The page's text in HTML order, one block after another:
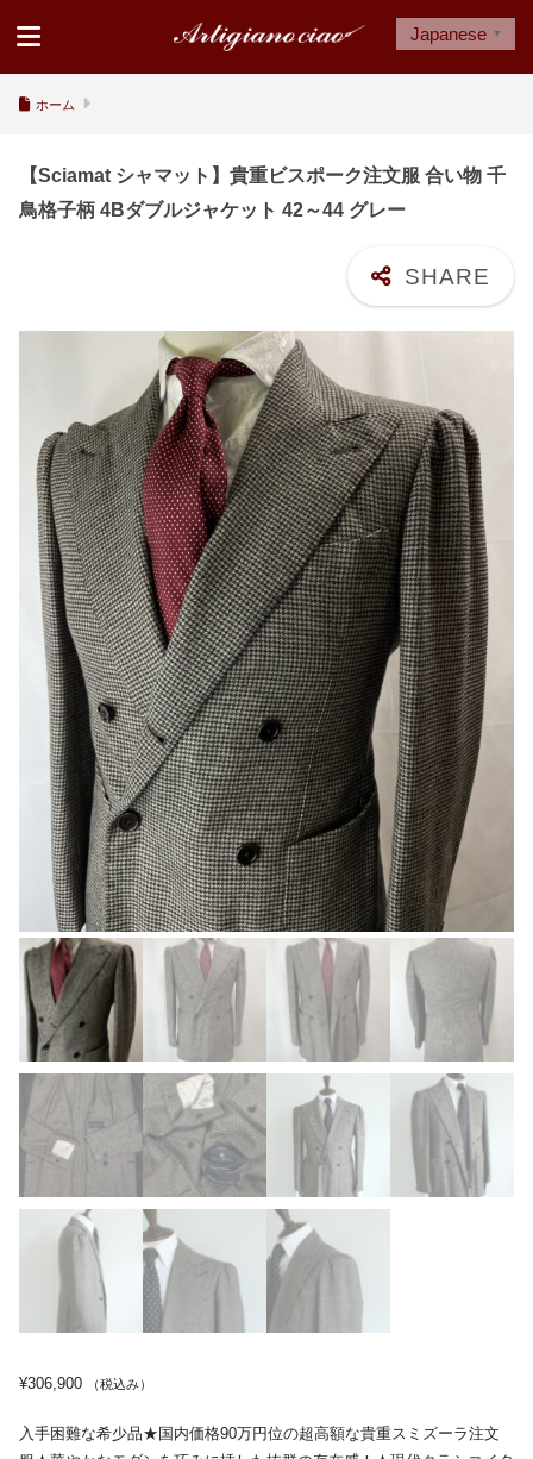
ホーム
【Sciamat シャマット】貴重ビスポーク注文服 合い物 千
鳥格子柄 4Bダブルジャケット 42～44 グレー
¥306,900 （税込み）
入手困難な希少品★国内価格90万円位の超高額な貴重スミズーラ注文
Japanese ▼